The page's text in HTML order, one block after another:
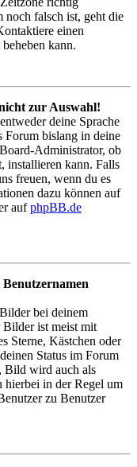
noch falsch ist, geht die
einen
kann.
zur Auswahl!
deine Sprache
Forum bislang in deine
Administrator, ob
installieren kann. Falls
freuen, wenn du es
dazu können auf
aufphpBB.de
bei deinem
Bilder ist meist mit
Sterne, Kästchen oder
Status im Forum
Bild wird auch als
hierbei in der Regel um
zu Benutzer